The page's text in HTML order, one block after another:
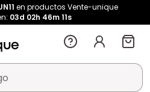
en productos Vente-unique
03d 02h 46m 11s